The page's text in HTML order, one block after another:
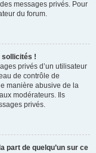
messages privés. Pour
du forum.
sollicités !
privés d’un utilisateur
de contrôle de
manière abusive de la
modérateurs. Ils
privés.
part de quelqu’un sur ce